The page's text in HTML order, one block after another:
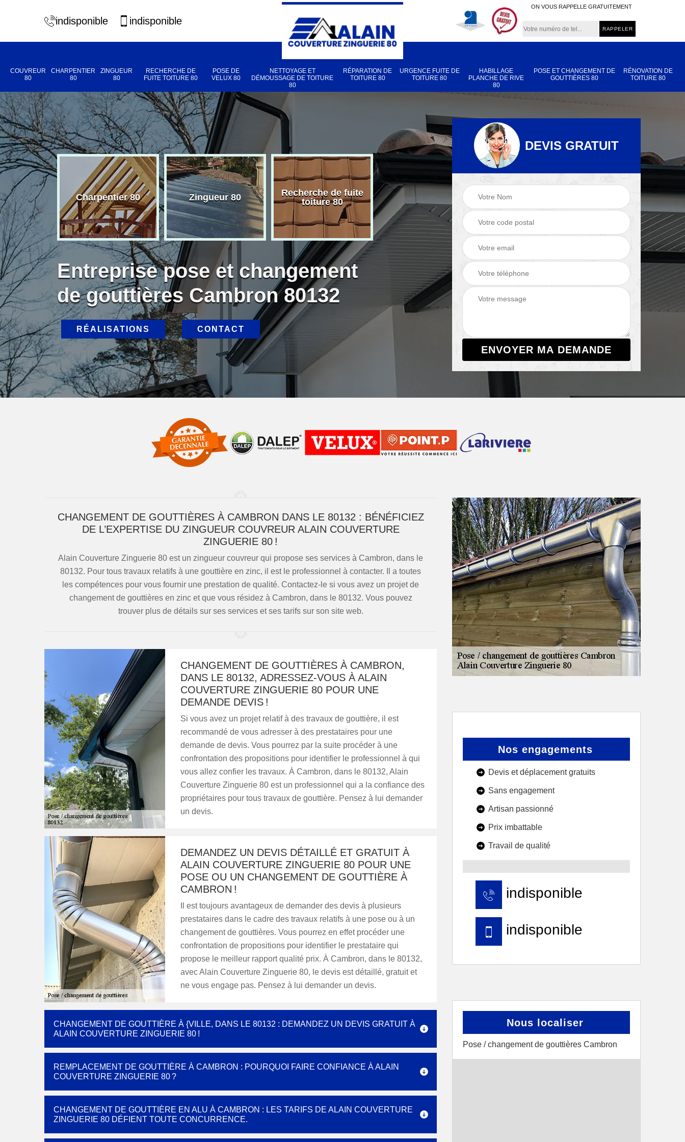
indisponible indisponible
ON VOUS RAPPELLE GRATUITEMENT
COUVREUR
80
CHARPENTIER
80
ZINGUEUR
80
RECHERCHE DE
FUITE TOITURE 80
POSE DE
VELUX 80
NETTOYAGE ET
DÉMOUSSAGE DE TOITURE
80
RÉPARATION DE
TOITURE 80
URGENCE FUITE DE
TOITURE 80
HABILLAGE
PLANCHE DE RIVE
80
POSE ET CHANGEMENT DE
GOUTTIÈRES 80
RÉNOVATION DE
TOITURE 80
80 Charpentier 80 Zingueur 80
Recherche de fuite
toiture 80
Pose de velux 80
Nettoyage et
démoussage de
toiture 80
Réparation de
toiture 80
Entreprise pose et changement
de gouttières Cambron 80132
RÉALISATIONS CONTACT
DEVIS GRATUIT
CHANGEMENT DE GOUTTIÈRES À CAMBRON DANS LE 80132 : BÉNÉFICIEZ
DE L’EXPERTISE DU ZINGUEUR COUVREUR ALAIN COUVERTURE
ZINGUERIE 80 !
Alain Couverture Zinguerie 80 est un zingueur couvreur qui propose ses services à Cambron, dans le
80132. Pour tous travaux relatifs à une gouttière en zinc, il est le professionnel à contacter. Il a toutes
les compétences pour vous fournir une prestation de qualité. Contactez-le si vous avez un projet de
changement de gouttières en zinc et que vous résidez à Cambron, dans le 80132. Vous pouvez
trouver plus de détails sur ses services et ses tarifs sur son site web.
CHANGEMENT DE GOUTTIÈRES À CAMBRON,
DANS LE 80132, ADRESSEZ-VOUS À ALAIN
COUVERTURE ZINGUERIE 80 POUR UNE
DEMANDE DEVIS !
Si vous avez un projet relatif à des travaux de gouttière, il est
recommandé de vous adresser à des prestataires pour une
demande de devis. Vous pourrez par la suite procéder à une
confrontation des propositions pour identifier le professionnel à qui
vous allez confier les travaux. À Cambron, dans le 80132, Alain
Couverture Zinguerie 80 est un professionnel qui a la confiance des
propriétaires pour tous travaux de gouttière. Pensez à lui demander
un devis.
DEMANDEZ UN DEVIS DÉTAILLÉ ET GRATUIT À
ALAIN COUVERTURE ZINGUERIE 80 POUR UNE
POSE OU UN CHANGEMENT DE GOUTTIÈRE À
CAMBRON !
Il est toujours avantageux de demander des devis à plusieurs
prestataires dans le cadre des travaux relatifs à une pose ou à un
changement de gouttières. Vous pourrez en effet procéder une
confrontation de propositions pour identifier le prestataire qui
propose le meilleur rapport qualité prix. À Cambron, dans le 80132,
avec Alain Couverture Zinguerie 80, le devis est détaillé, gratuit et
ne vous engage pas. Pensez à lui demander un devis.
CHANGEMENT DE GOUTTIÈRE À {VILLE, DANS LE 80132 : DEMANDEZ UN DEVIS GRATUIT À
ALAIN COUVERTURE ZINGUERIE 80 !
REMPLACEMENT DE GOUTTIÈRE À CAMBRON : POURQUOI FAIRE CONFIANCE À ALAIN
COUVERTURE ZINGUERIE 80 ?
CHANGEMENT DE GOUTTIÈRE EN ALU À CAMBRON : LES TARIFS DE ALAIN COUVERTURE
ZINGUERIE 80 DÉFIENT TOUTE CONCURRENCE.
Nos engagements
Devis et déplacement gratuits
Sans engagement
Artisan passionné
Prix imbattable
Travail de qualité
indisponible
indisponible
Nous localiser
Pose / changement de gouttières Cambron